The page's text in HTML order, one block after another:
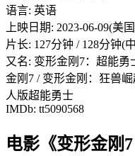
语言: 英语
上映日期: 2023-06-09(美
片长: 127分钟 / 128分钟(
又名: 变形金刚7：超能勇
金刚7 / 变形金刚：狂兽
人版超能勇士
IMDb: tt5090568
电影《变形金刚